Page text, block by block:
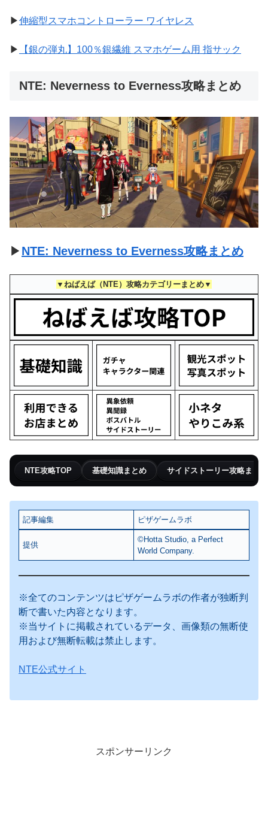
▶伸縮型スマホコントローラー ワイヤレス
▶ 【銀の弾丸】100％銀繊維 スマホゲーム用 指サック
NTE: Neverness to Everness攻略まとめ
▶ NTE: Neverness to Everness攻略まとめ
▼ねばえば（NTE）攻略カテゴリーまとめ▼
NTE攻略TOP 基礎知識まとめ サイドストーリー攻略まとめ
記事編集 ピザゲームラボ
提供
©Hotta Studio, a Perfect
World Company.
※全てのコンテンツはピザゲームラボの作者が独断判
断で書いた内容となります。
※当サイトに掲載されているデータ、画像類の無断使
用および無断転載は禁止します。
NTE公式サイト
スポンサーリンク